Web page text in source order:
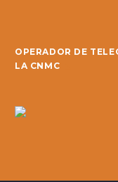
OPERADOR DE
LA CNMC